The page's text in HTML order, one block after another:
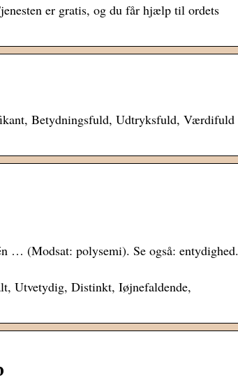
er gratis, og du får hjælp til ordets
Betydningsfuld, Udtryksfuld, Værdifuld
… (Modsat: polysemi). Se også: entydighed.
Utvetydig, Distinkt, Iøjnefaldende,